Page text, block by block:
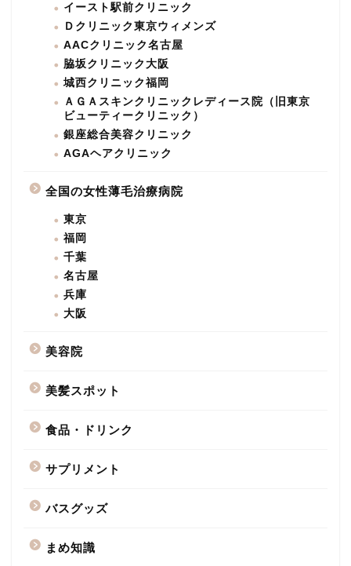
イースト駅前クリニック
Ｄクリニック東京ウィメンズ
AACクリニック名古屋
脇坂クリニック大阪
城西クリニック福岡
ＡＧＡスキンクリニックレディース院（旧東京
ビューティークリニック）
銀座総合美容クリニック
AGAヘアクリニック
全国の女性薄毛治療病院
東京
福岡
千葉
名古屋
兵庫
大阪
美容院
美髪スポット
食品・ドリンク
サプリメント
バスグッズ
まめ知識